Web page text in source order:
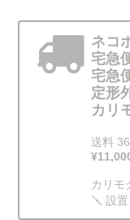
ネコ
宅急
宅急
定形
カリ
送料
カリモ
🪛 設